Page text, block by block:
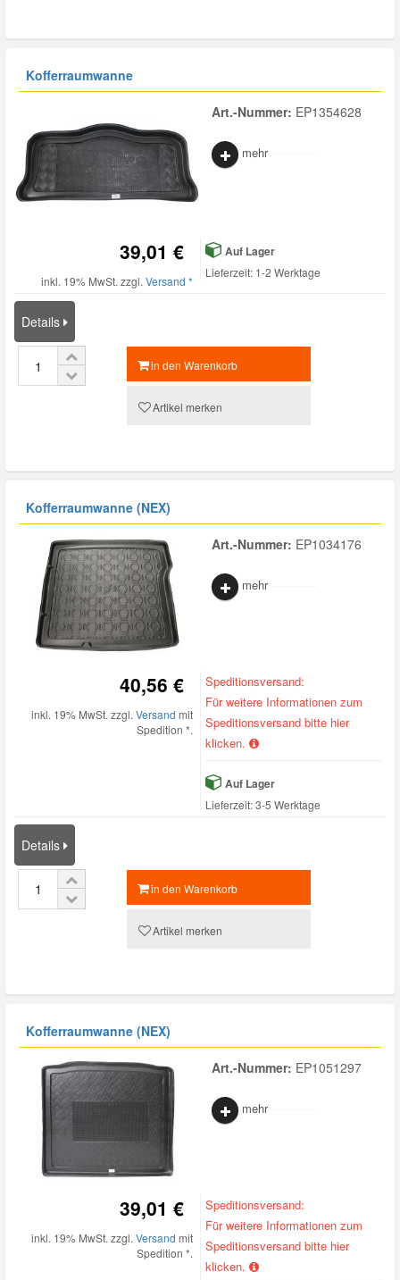
Kofferraumwanne
Art.-Nummer: EP1354628
mehr
39,01 €
inkl. 19% MwSt. zzgl. Versand *
Auf Lager
Lieferzeit: 1-2 Werktage
Details
in den Warenkorb
Artikel merken
Kofferraumwanne (NEX)
Art.-Nummer: EP1034176
mehr
40,56 €
inkl. 19% MwSt. zzgl. Versand mit
Spedition *.
Speditionsversand:
Für weitere Informationen zum
Speditionsversand bitte hier
klicken.
Auf Lager
Lieferzeit: 3-5 Werktage
Details
in den Warenkorb
Artikel merken
Kofferraumwanne (NEX)
Art.-Nummer: EP1051297
mehr
39,01 €
inkl. 19% MwSt. zzgl. Versand mit
Spedition *.
Speditionsversand:
Für weitere Informationen zum
Speditionsversand bitte hier
klicken.
Scheibenreinigung
Zündanlage und Glühanlage
Karosserie Werkzeug
Werkstattbedarf
Winter-Autozubehör
Daihatsu Ersatzteile
Dodge Ersatzteile
Honda Ersatzteile
Jeep Ersatzteile
Kia Ersatzteile
Lancia Ersatzteile
Mini Ersatzteile
Mitsubishi Ersatzteile
Nissan Ersatzteile
Porsche Ersatzteile
Smart Ersatzteile
Suzuki Ersatzteile
Vauxhall Ersatzteile
Volvo Ersatzteile